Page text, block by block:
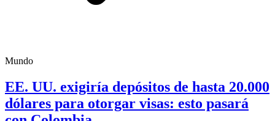
Mundo
EE. UU. exigiría depósitos de hasta 20.000
dólares para otorgar visas: esto pasará